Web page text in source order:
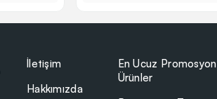
İletişim
Hakkımızda
En Ucuz Promosyon
Ürünler